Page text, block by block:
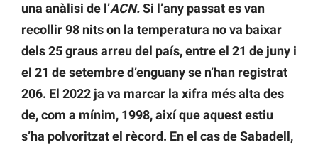
una anàlisi de l’ACN.Si l’any passat es van
recollir 98 nits on la temperatura no va baixar
dels 25 graus arreu del país, entre el 21 de juny i
el 21 de setembre d’enguany se n’han registrat
206. El 2022 ja va marcar la xifra més alta des
de, com a mínim, 1998, així que aquest estiu
s’ha polvoritzat el rècord. En el cas de Sabadell,